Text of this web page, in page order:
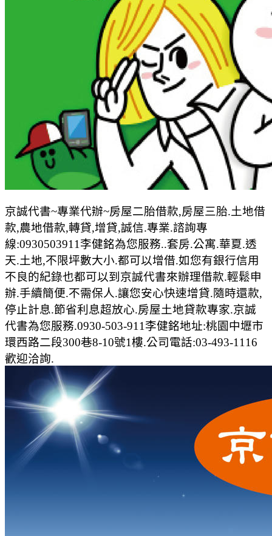
京誠代書~專業代辦~房屋二胎借款,房屋三胎.土地借
款,農地借款,轉貸,增貸,誠信.專業.諮詢專
線:0930503911李健銘為您服務..套房.公寓.華夏.透
天.土地,不限坪數大小.都可以增借.如您有銀行信用
不良的紀錄也都可以到京誠代書來辦理借款.輕鬆申
辦.手續簡便.不需保人.讓您安心快速增貸.隨時還款,
停止計息.節省利息超放心.房屋土地貸款專家.京誠
代書為您服務.0930-503-911李健銘地址:桃園中壢市
環西路二段300巷8-10號1樓.公司電話:03-493-1116
歡迎洽詢.